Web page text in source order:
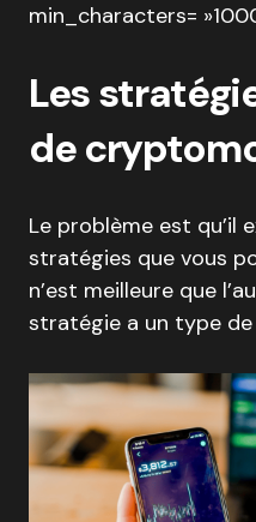
min_characters=
Les
de
Le problème est qu’il
stratégies que vous
n’est meilleure que
stratégie a un type